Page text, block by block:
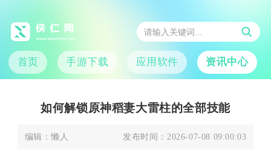
首页 手游下载 应用软件 资讯中心
如何解锁原神稻妻大雷柱的全部技能
编辑：懒人 发布时间： 2026-07-08 09:00:03